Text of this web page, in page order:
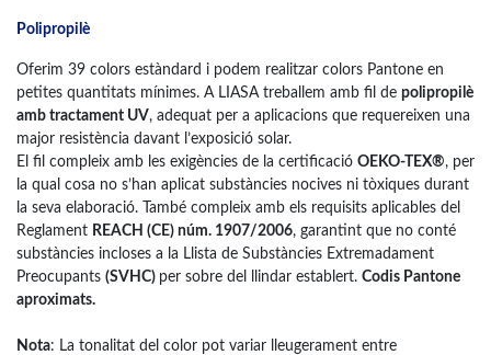
Polipropilè
Oferim 39 colors estàndard i podem realitzar colors Pantone en
petites quantitats mínimes. A LIASA treballem amb fil de polipropilè
amb tractament UV, adequat per a aplicacions que requereixen una
major resistència davant l’exposició solar.
El fil compleix amb les exigències de la certificació OEKO-TEX®, per
la qual cosa no s’han aplicat substàncies nocives ni tòxiques durant
la seva elaboració. També compleix amb els requisits aplicables del
Reglament REACH (CE) núm. 1907/2006, garantint que no conté
substàncies incloses a la Llista de Substàncies Extremadament
Preocupants (SVHC) per sobre del llindar establert. Codis Pantone
aproximats.
Nota: La tonalitat del color pot variar lleugerament entre